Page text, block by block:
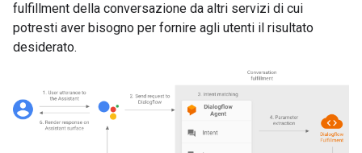
fulfillment della conversazione da altri servizi di cui
potresti aver bisogno per fornire agli utenti il risultato
desiderato.